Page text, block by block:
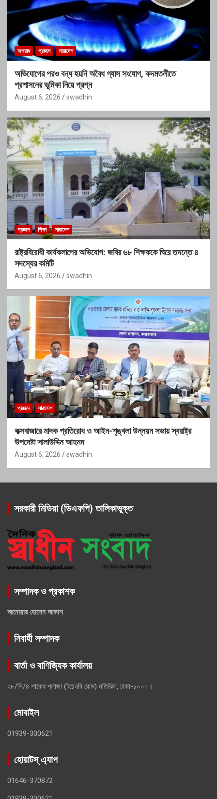
অপরাধ প্রচ্ছদ সারাদেশ
অভিযোগের পরও বন্ধ হয়নি অবৈধ গ্যাস সংযোগ, কদমতলীতে
প্রশাসনের ভূমিকা নিয়ে প্রশ্ন
August 6, 2026 swadhin
প্রচ্ছদ শিক্ষা সারাদেশ
রাষ্ট্রবিরোধী কার্যকলাপের অভিযোগ: জবির ৬৮ শিক্ষককে ঘিরে তদন্তে ৪
সদস্যের কমিটি
August 6, 2026 swadhin
প্রচ্ছদ সারাদেশ
কক্সবাজারে মাদক প্রতিরোধ ও আইন-শৃঙ্খলা উন্নয়ন সভায় স্বরাষ্ট্র
উপদেষ্টা সালাউদ্দিন আহমদ
August 6, 2026 swadhin
সরকারী মিডিয়া (ডিএফপি) তালিকাভুক্ত
সম্পাদক ও প্রকাশক
আনোয়ার হোসেন আকাশ
নিবার্হী সম্পাদক
বার্তা ও বাণিজ্যিক কার্যালয়
২৮/সি/৪ শাকের প্লাজা (টয়েনবি রোড) মতিঝিল, ঢাকা-১০০০।
মোবাইল
01939-300621
হোয়াটস্ এ্যাপ
01646-370872